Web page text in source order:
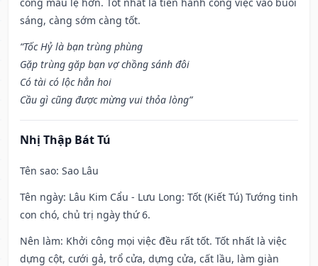
sáng, càng sớm càng tốt.
“Tốc Hỷ là bạn trùng phùng
Gặp trùng gặp bạn vợ chồng sánh đôi
Có tài có lộc hẳn hoi
Cầu gì cũng được mừng vui thỏa lòng”
Nhị Thập Bát Tú
Tên sao: Sao Lâu
Tên ngày: Lâu Kim Cẩu - Lưu Long: Tốt (Kiết Tú) Tướng tinh
con chó, chủ trị ngày thứ 6.
Nên làm: Khởi công mọi việc đều rất tốt. Tốt nhất là việc
dựng cột, cưới gả, trổ cửa, dựng cửa, cất lầu, làm giàn